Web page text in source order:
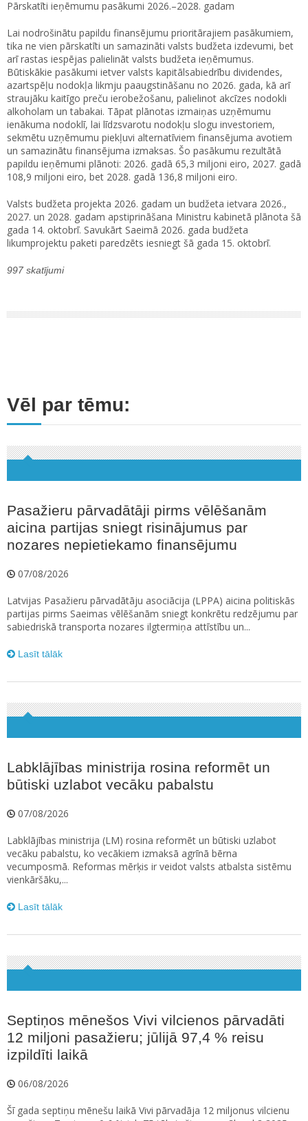
Pārskatīti ieņēmumu pasākumi 2026.–2028. gadam
Lai nodrošinātu papildu finansējumu prioritārajiem pasākumiem,
tika ne vien pārskatīti un samazināti valsts budžeta izdevumi, bet
arī rastas iespējas palielināt valsts budžeta ieņēmumus.
Būtiskākie pasākumi ietver valsts kapitālsabiedrību dividendes,
azartspēļu nodokļa likmju paaugstināšanu no 2026. gada, kā arī
straujāku kaitīgo preču ierobežošanu, palielinot akcīzes nodokli
alkoholam un tabakai. Tāpat plānotas izmaiņas uzņēmumu
ienākuma nodoklī, lai līdzsvarotu nodokļu slogu investoriem,
sekmētu uzņēmumu piekļuvi alternatīviem finansējuma avotiem
un samazinātu finansējuma izmaksas. Šo pasākumu rezultātā
papildu ieņēmumi plānoti: 2026. gadā 65,3 miljoni eiro, 2027. gadā
108,9 miljoni eiro, bet 2028. gadā 136,8 miljoni eiro.
Valsts budžeta projekta 2026. gadam un budžeta ietvara 2026.,
2027. un 2028. gadam apstiprināšana Ministru kabinetā plānota šā
gada 14. oktobrī. Savukārt Saeimā 2026. gada budžeta
likumprojektu paketi paredzēts iesniegt šā gada 15. oktobrī.
997 skatījumi
Vēl par tēmu:
Pasažieru pārvadātāji pirms vēlēšanām
aicina partijas sniegt risinājumus par
nozares nepietiekamo finansējumu
07/08/2026
Latvijas Pasažieru pārvadātāju asociācija (LPPA) aicina politiskās
partijas pirms Saeimas vēlēšanām sniegt konkrētu redzējumu par
sabiedriskā transporta nozares ilgtermiņa attīstību un...
Lasīt tālāk
Labklājības ministrija rosina reformēt un
būtiski uzlabot vecāku pabalstu
07/08/2026
Labklājības ministrija (LM) rosina reformēt un būtiski uzlabot
vecāku pabalstu, ko vecākiem izmaksā agrīnā bērna
vecumposmā. Reformas mērķis ir veidot valsts atbalsta sistēmu
vienkāršāku,...
Lasīt tālāk
Septiņos mēnešos Vivi vilcienos pārvadāti
12 miljoni pasažieru; jūlijā 97,4 % reisu
izpildīti laikā
06/08/2026
Šī gada septiņu mēnešu laikā Vivi pārvadāja 12 miljonus vilcienu